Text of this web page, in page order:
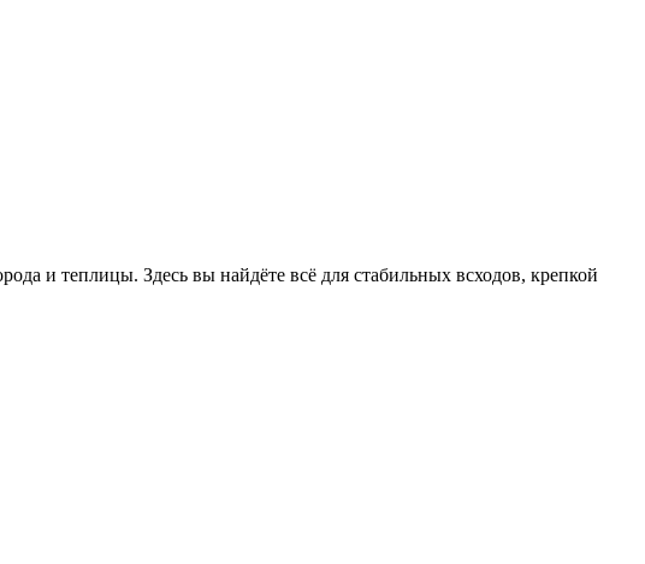
и теплицы. Здесь вы найдёте всё для стабильных всходов, крепкой